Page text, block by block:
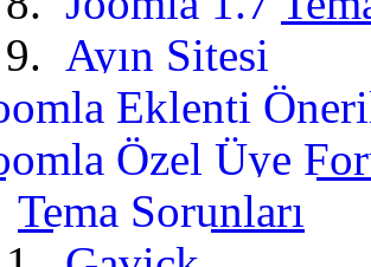
Ayın Sitesi
Eklenti
Özel Üye
Tema Sorunları